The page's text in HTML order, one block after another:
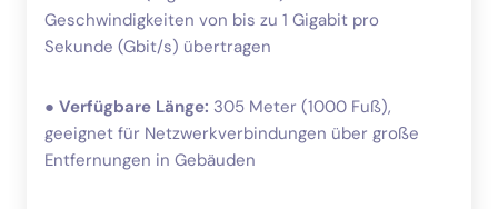
Geschwindigkeiten von bis zu 1 Gigabit pro
Sekunde (Gbit/s) übertragen
● Verfügbare Länge: 305 Meter (1000 Fuß),
geeignet für Netzwerkverbindungen über große
Entfernungen in Gebäuden